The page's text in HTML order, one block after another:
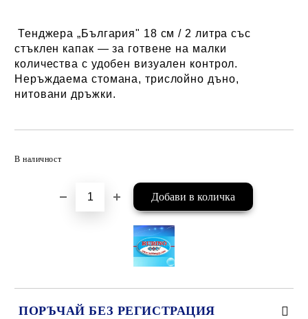
Тенджера „България" 18 см / 2 литра със
стъклен капак — за готвене на малки
количества с удобен визуален контрол.
Неръждаема стомана, трислойно дъно,
нитовани дръжки.
В наличност
ПОРЪЧАЙ БЕЗ РЕГИСТРАЦИЯ